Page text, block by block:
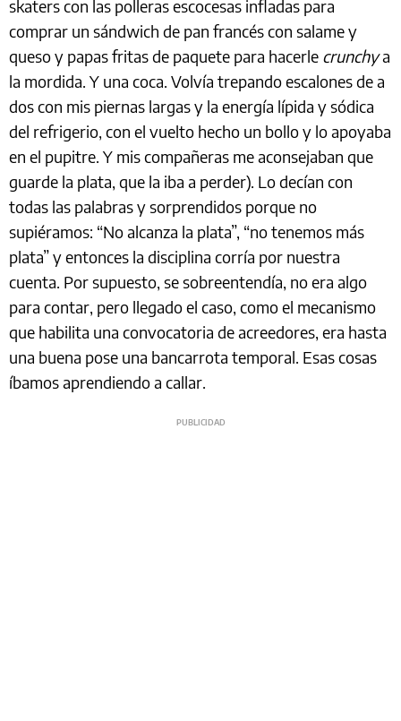
skaters con las polleras escocesas infladas para
comprar un sándwich de pan francés con salame y
queso y papas fritas de paquete para hacerle crunchya
la mordida. Y una coca. Volvía trepando escalones de a
dos con mis piernas largas y la energía lípida y sódica
del refrigerio, con el vuelto hecho un bollo y lo apoyaba
en el pupitre. Y mis compañeras me aconsejaban que
guarde la plata, que la iba a perder). Lo decían con
todas las palabras y sorprendidos porque no
supiéramos: “No alcanza la plata”, “no tenemos más
plata” y entonces la disciplina corría por nuestra
cuenta. Por supuesto, se sobreentendía, no era algo
para contar, pero llegado el caso, como el mecanismo
que habilita una convocatoria de acreedores, era hasta
una buena pose una bancarrota temporal. Esas cosas
íbamos aprendiendo a callar.